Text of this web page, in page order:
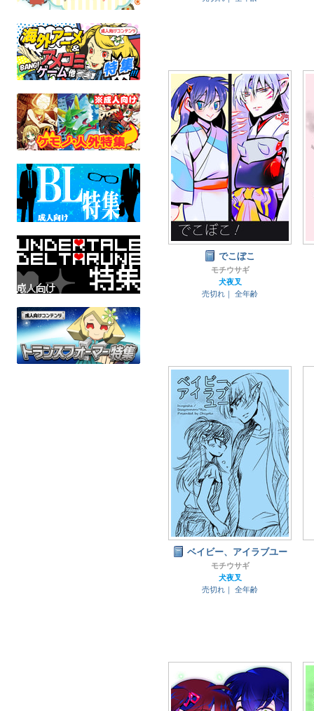
でこぼこ
モチウサギ
犬夜叉
売切れ｜
全年齢
ベイビー、アイラブユー
モチウサギ
犬夜叉
売切れ｜
全年齢